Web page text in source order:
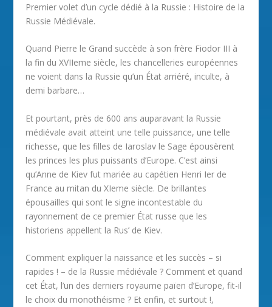
Premier volet d’un cycle dédié à la Russie : Histoire de la
Russie Médiévale.
Quand Pierre le Grand succède à son frère Fiodor III à
la fin du XVIIeme siècle, les chancelleries européennes
ne voient dans la Russie qu’un État arriéré, inculte, à
demi barbare…
Et pourtant, près de 600 ans auparavant la Russie
médiévale avait atteint une telle puissance, une telle
richesse, que les filles de Iaroslav le Sage épousèrent
les princes les plus puissants d’Europe. C’est ainsi
qu’Anne de Kiev fut mariée au capétien Henri Ier de
France au mitan du XIeme siècle. De brillantes
épousailles qui sont le signe incontestable du
rayonnement de ce premier État russe que les
historiens appellent la Rus’ de Kiev.
Comment expliquer la naissance et les succès – si
rapides ! – de la Russie médiévale ? Comment et quand
cet État, l’un des derniers royaume païen d’Europe, fit-il
le choix du monothéisme ? Et enfin, et surtout !,